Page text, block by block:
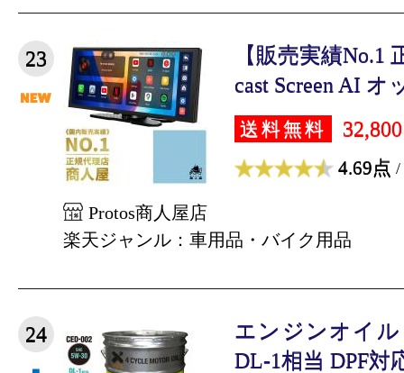
23
【販売実績No.1
cast Screen AI オ
送料無料
4.69点 /
Protos商人屋店
楽天ジャンル：車用品・バイク用品
24
エンジンオイル
DL-1相当 DPF対